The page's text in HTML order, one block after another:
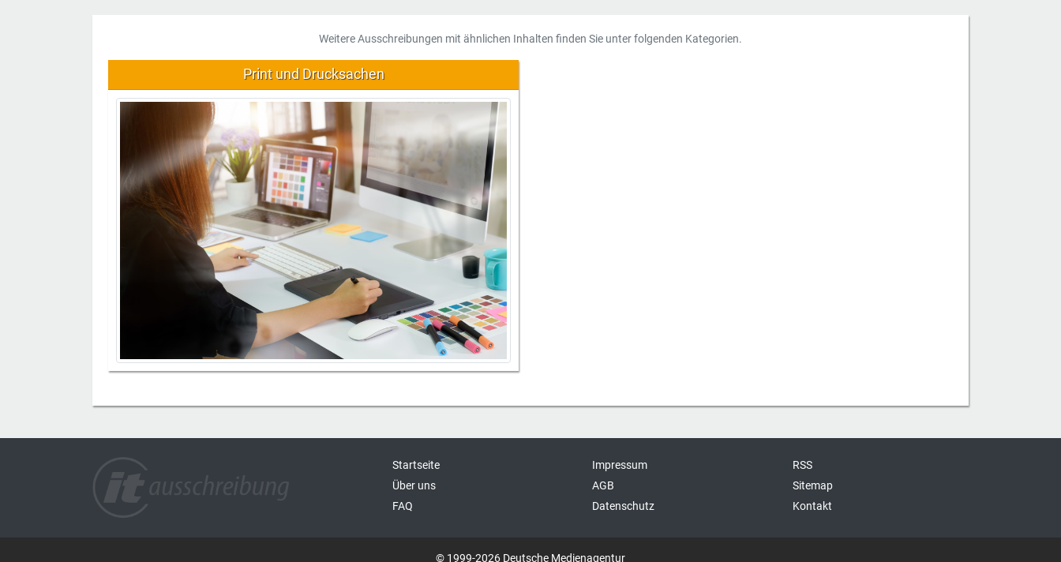
Weitere Ausschreibungen mit ähnlichen Inhalten finden Sie unter folgenden Kategorien.
Print und Drucksachen
Startseite
Über uns
FAQ
Impressum
AGB
Datenschutz
RSS
Sitemap
Kontakt
© 1999-2026 Deutsche Medienagentur